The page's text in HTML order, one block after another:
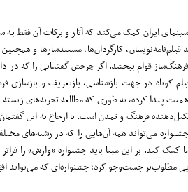
ایران کمک می‌کند که آثار و برکات آن فقط
کارگردان‌ها، مستندسازها و همچنین
قوام ببخشد. اگر چرخش گفتمانی را که در
در جهت بازشناسی، بازتعریف و بازسازی
پیدا کرده، به طوری که مطالعه تجربه‌های
فرهنگ و تمدن است. با ارجاع به این
می‌تواند همه آن‌هایی را که در رشته‌های
کمک کند. بر این مبنا باید جشنواره «وارش» را
مطلوب‌تر جست‌وجو کرد؛ جشنواره‌ای که می‌تواند